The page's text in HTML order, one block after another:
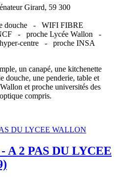
Girard, 59 300
douche - WIFI FIBRE
- proche Lycée Wallon -
centre - proche INSA
un canapé, une kitchenette
douche, une penderie, table et
et proche universités des
compris.
A 2 PAS DU LYCEE